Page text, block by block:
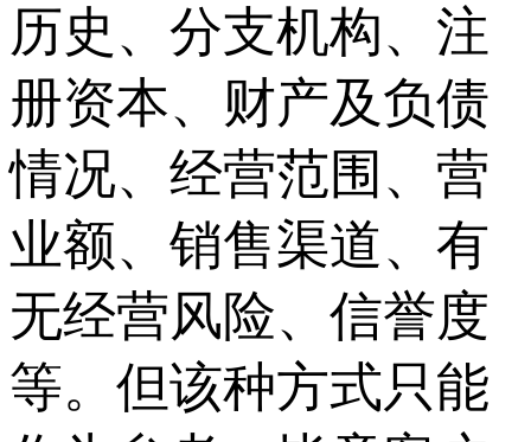
历史、分支机构、注
册资本、财产及负债
情况、经营范围、营
业额、销售渠道、有
无经营风险、信誉度
等。但该种方式只能